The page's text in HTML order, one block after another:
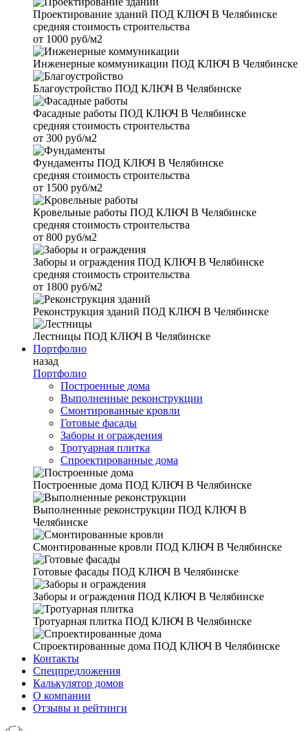
Проектирование зданий ПОД КЛЮЧ В Челябинске
средняя стоимость строительства
от 1000 руб/м2
Инженерные коммуникации ПОД КЛЮЧ В Челябинске
Благоустройство ПОД КЛЮЧ В Челябинске
Фасадные работы ПОД КЛЮЧ В Челябинске
средняя стоимость строительства
от 300 руб/м2
Фундаменты ПОД КЛЮЧ В Челябинске
средняя стоимость строительства
от 1500 руб/м2
Кровельные работы ПОД КЛЮЧ В Челябинске
средняя стоимость строительства
от 800 руб/м2
Заборы и ограждения ПОД КЛЮЧ В Челябинске
средняя стоимость строительства
от 1800 руб/м2
Реконструкция зданий ПОД КЛЮЧ В Челябинске
Лестницы ПОД КЛЮЧ В Челябинске
Портфолио
назад
Портфолио
Построенные дома
Выполненные реконструкции
Смонтированные кровли
Готовые фасады
Заборы и ограждения
Тротуарная плитка
Спроектированные дома
Построенные дома ПОД КЛЮЧ В Челябинске
Выполненные реконструкции ПОД КЛЮЧ В
Челябинске
Смонтированные кровли ПОД КЛЮЧ В Челябинске
Готовые фасады ПОД КЛЮЧ В Челябинске
Заборы и ограждения ПОД КЛЮЧ В Челябинске
Тротуарная плитка ПОД КЛЮЧ В Челябинске
Спроектированные дома ПОД КЛЮЧ В Челябинске
Контакты
Спецпредложения
Калькулятор домов
О компании
Отзывы и рейтинги